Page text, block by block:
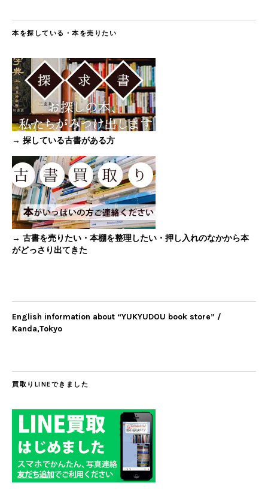
本を探している・本を売りたい
→ 探している古書がある方
→ 古書を売りたい・本棚を整理したい・押し入れのなかから本
がどっさり出てきた
English information about “YUKYUDOU book store” /
Kanda,Tokyo
買取りLINEできました